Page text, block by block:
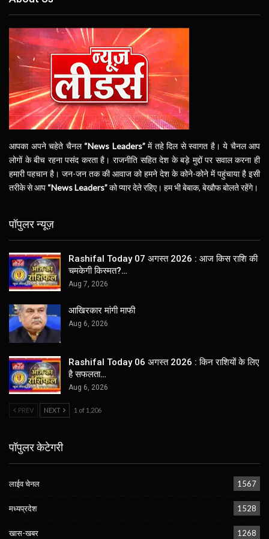
आपका अपने चहेते चैनल “News Leaders”में तहे दिल से स्वागत है। ये चैनल आप
लोगों के बीच रहना पसंद करता है। राजनीति सहित देश के बड़े मुद्दों पर सवाल करना ही
हमारी पहचान है। जन-जन तक की आवाज को हमने देश के कोने-कोने में पहुंचाया है इसी
तरीके से आप “News Leaders”को प्यार देते रहिए। हम भी बेबाक, बेखौफ बोलते रहेंगे।
पॉपुलर न्यूज़
Rashifal Today 07 अगस्त 2026 : आज किस राशि की
चमकेगी किस्मत?…
Aug 7, 2026
आखिरकार मांगी माफी
Aug 6, 2026
Rashifal Today 06 अगस्त 2026 : किन राशियों के लिए
है सफलता…
Aug 6, 2026
PREV NEXT 1 of 1,206
पॉपुलर केटेगरी
लाईव चेनल 1567
मध्यप्रदेश 1528
खास-खबर 1268